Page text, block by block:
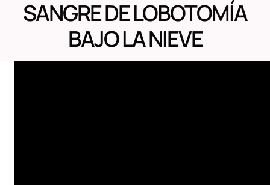
SANGRE DE LOBOTOMÍA
BAJO LA NIEVE